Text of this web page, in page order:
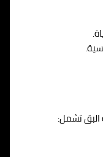
تشمل: